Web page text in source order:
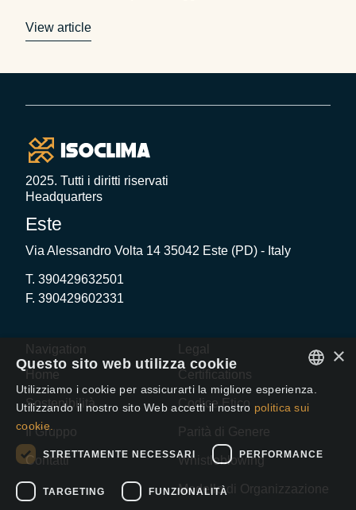
sistema composito stratificato che combina materiali
View article
2025. Tutti i diritti riservati
Headquarters
Este
Via Alessandro Volta 14 35042 Este (PD) - Italy
T. 390429632501
F. 390429602331
Navigation
Home
Sostenibilità
Il Gruppo
Contatti
Legal
Certifications
Codice Etico
Parità di Genere
Whistleblowing
Modello di Organizzazione
SPANISH
×
Questo sito web utilizza cookie
Utilizziamo i cookie per assicurarti la migliore esperienza.
Utilizzando il nostro sito Web accetti il ​​nostro politica sui
cookie.
STRETTAMENTE NECESSARI PERFORMANCE
TARGETING FUNZIONALITÀ